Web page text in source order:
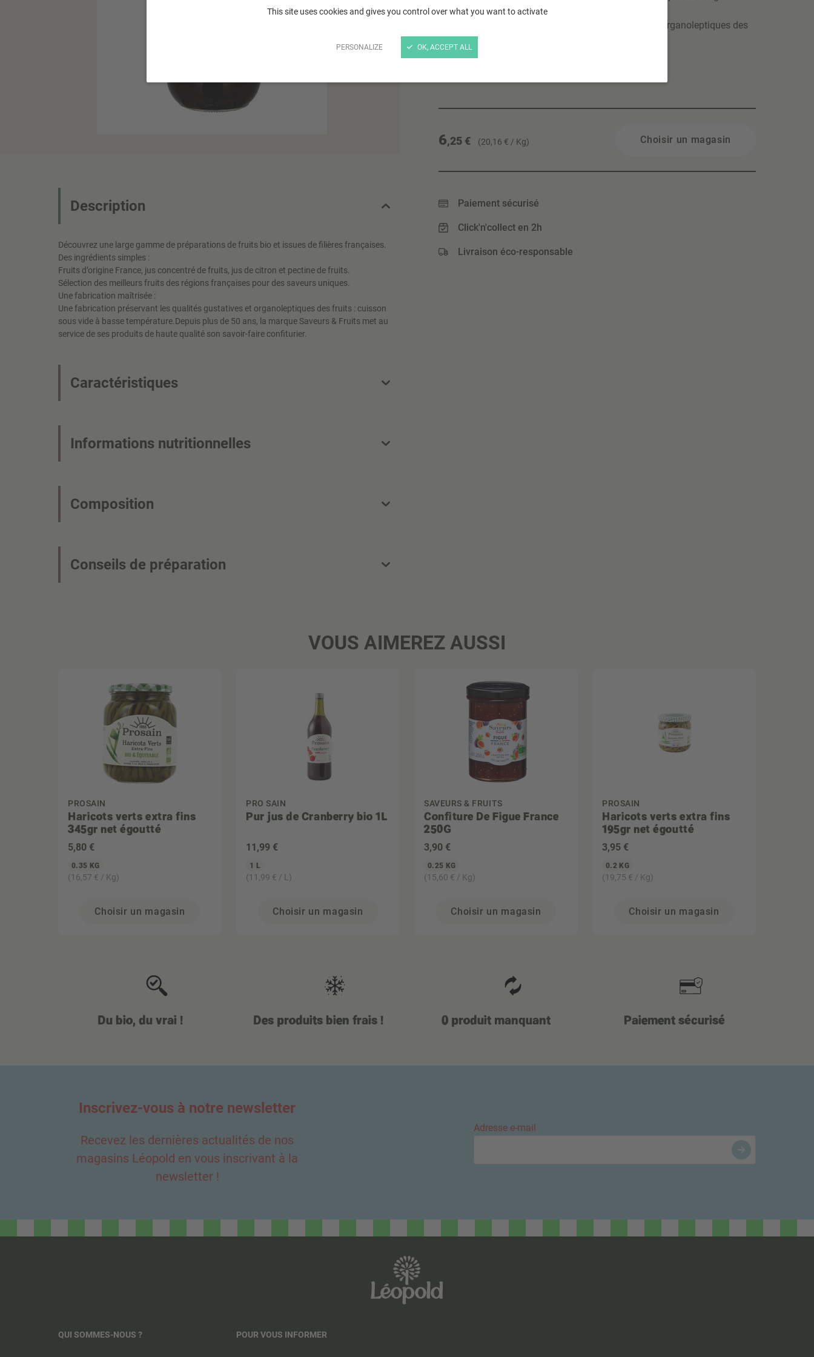
This site uses cookies and gives you control over what you want to activate
PERSONALIZE OK, ACCEPT ALL
Une fabrication maîtrisée :
Une fabrication préservant les qualités gustatives et organoleptiques des
fruits : cuisson sous vide à basse
6,25 € (20,16 € / Kg) Choisir un magasin
Paiement sécurisé
Click'n'collect en 2h
Livraison éco-responsable
Description
Découvrez une large gamme de préparations de fruits bio et issues de filières françaises.
Des ingrédients simples :
Fruits d’origine France, jus concentré de fruits, jus de citron et pectine de fruits.
Sélection des meilleurs fruits des régions françaises pour des saveurs uniques.
Une fabrication maîtrisée :
Une fabrication préservant les qualités gustatives et organoleptiques des fruits : cuisson
sous vide à basse température.Depuis plus de 50 ans, la marque Saveurs & Fruits met au
service de ses produits de haute qualité son savoir-faire confiturier.
Caractéristiques
Informations nutritionnelles
Composition
Conseils de préparation
VOUS AIMEREZ AUSSI
PROSAIN
Haricots verts extra fins
345gr net égoutté
5,80 €
0.35 KG
(16,57 € / Kg)
Choisir un magasin
PRO SAIN
Pur jus de Cranberry bio 1L
11 ,99 €
1 L
(11,99 € / L)
Choisir un magasin
SAVEURS & FRUITS
Confiture De Figue France
250G
3,90 €
0.25 KG
(15,60 € / Kg)
Choisir un magasin
PROSAIN
Haricots verts extra fins
195gr net égoutté
3,95 €
0.2 KG
(19,75 € / Kg)
Choisir un magasin
Du bio, du vrai ! Des produits bien frais ! 0 produit manquant Paiement sécurisé
Inscrivez-vous à notre newsletter
Recevez les dernières actualités de nos
magasins Léopold en vous inscrivant à la
newsletter !
Adresse e-mail
QUI SOMMES-NOUS ? POUR VOUS INFORMER